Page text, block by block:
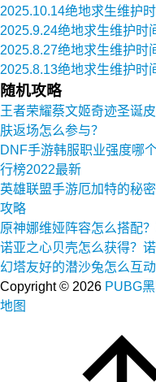
2025.10.14绝地求生维护
2025.9.24绝地求生维护时
2025.8.27绝地求生维护时
2025.8.13绝地求生维护时
随机攻略
王者荣耀蔡文姬奇迹圣诞
肤返场怎么参与？
DNF手游韩服职业强度哪
行榜2022最新
英雄联盟手游厄加特的秘
攻略
原神娜维娅阵容怎么搭配
诺亚之心贝壳怎么获得？
幻塔友好的潜沙兔怎么互
Copyright © 2026 PUBG
地图